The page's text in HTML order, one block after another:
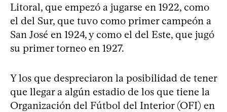
Litoral, que empezó a jugarse en 1922, como
el del Sur, que tuvo como primer campeón a
San José en 1924, y como el del Este, que jugó
su primer torneo en 1927.
Y los que despreciaron la posibilidad de tener
que llegar a algún estadio de los que tiene la
Organización del Fútbol del Interior (OFI) en